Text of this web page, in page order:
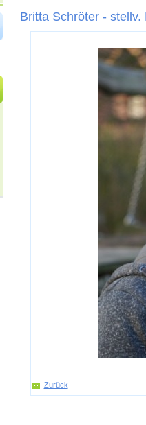
Britta Schröter - stellv.
Zurück